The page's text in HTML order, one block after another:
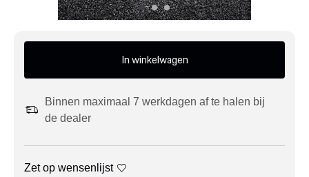
In winkelwagen
Binnen maximaal 7 werkdagen af te halen bij
de dealer
Zet op wensenlijst